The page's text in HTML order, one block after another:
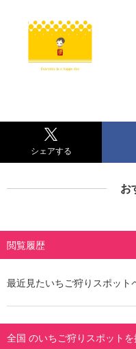
シェアする
お
閲覧履歴
最近見たいちご狩りスポット
全国 のいちご狩りスポットを